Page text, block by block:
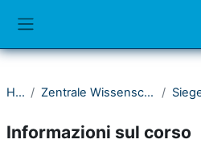
Home Zentrale Wissenschaftliche Einrichtungen
Informazioni sul corso